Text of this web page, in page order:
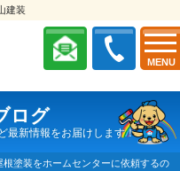
MENU
建装
ログ
最新情報をお届けします！
根塗装をホームセンターに依頼するの